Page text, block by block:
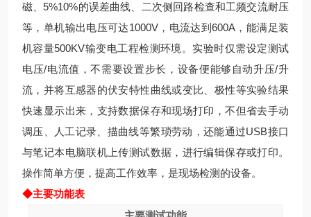
磁、5%10%的误差曲线、二次侧回路检查和工频交流耐压
等，单机输出电压可达1000V，电流达到600A，能满足装
机容量500KV输变电工程检测环境。实验时仅需设定测试
电压/电流值，不需要设置步长，设备便能够自动升压/升
流，并将互感器的伏安特性曲线或变比、极性等实验结果
快速显示出来，支持数据保存和现场打印，不但省去手动
调压、人工记录、描曲线等繁琐劳动，还能通过USB接口
与笔记本电脑联机上传测试数据，进行编辑保存或打印。
操作简单方便，提高工作效率，是现场检测的设备。
◆主要功能表